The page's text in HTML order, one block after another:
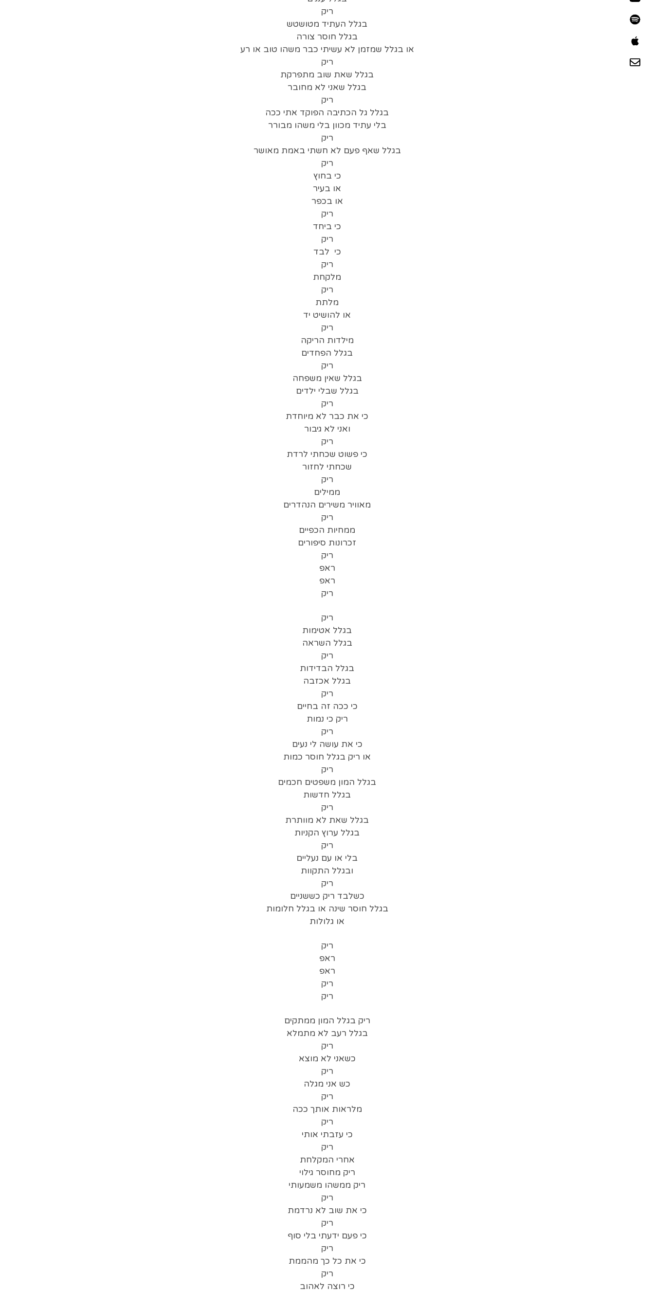
ריק
בגלל העתיד מטושטש
בגלל חוסר צורה
או בגלל שמזמן לא עשיתי כבר משהו טוב או רע
ריק
בגלל שאת שוב מתפרקת
בגלל שאני לא מחובר
ריק
בגלל גל הכתיבה הפוקד אתי ככה
בלי עתיד מכוון בלי משהו מבורר
ריק
בגלל שאף פעם לא חשתי באמת מאושר
ריק
כי בחוץ
או בעיר
או בכפר
ריק
כי ביחד
ריק
כי לבד
ריק
מלקחת
ריק
מלתת
או להושיט יד
ריק
מילדות הריקה
בגלל הפחדים
ריק
בגלל שאין משפחה
בגלל שבלי ילדים
ריק
כי את כבר לא מיוחדת
ואני לא גיבור
ריק
כי פשוט שכחתי לרדת
שכחתי לחזור
ריק
ממילים
מאוויר משירים הנהדרים
ריק
ממחיות הכפיים
זכרונות סיפורים
ריק
ראפ
ראפ
ריק
ריק
בגלל אטימות
בגלל השראה
ריק
בגלל הבדידות
בגלל אכזבה
ריק
כי ככה זה בחיים
ריק כי נמות
ריק
כי את עושה לי נעים
או ריק בגלל חוסר כמות
ריק
בגלל המון משפטים חכמים
בגלל חדשות
ריק
בגלל שאת לא מוותרת
בגלל ערוץ הקניות
ריק
בלי או עם נעליים
ובגלל התקוות
ריק
כשלבד ריק כששניים
בגלל חוסר שינה או בגלל חלומות
או גלולות
ריק
ראפ
ראפ
ריק
ריק
ריק בגלל המון ממתקים
בגלל רעב לא מתמלא
ריק
כשאני לא מוצא
ריק
כש אני מגלה
ריק
מלראות אותך ככה
ריק
כי עזבתי אותי
ריק
אחרי המקלחת
ריק מחוסר גילוי
ריק ממשהו משמעותי
ריק
כי את שוב לא נרדמת
ריק
כי פעם ידעתי בלי סוף
ריק
כי את כל כך מהממת
ריק
כי רוצה לאהוב